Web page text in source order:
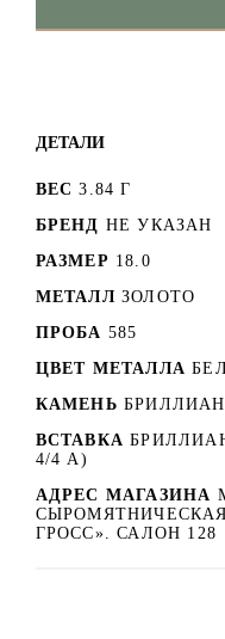
ДЕТАЛИ
ВЕС 3.84 Г
БРЕНД НЕ УКАЗАН
РАЗМЕР 18.0
МЕТАЛЛ ЗОЛОТО
ПРОБА 585
ЦВЕТ МЕТАЛЛА
КАМЕНЬ
ВСТАВКА
4/4 А)
АДРЕС МАГАЗИНА
ГРОСС». САЛОН 128